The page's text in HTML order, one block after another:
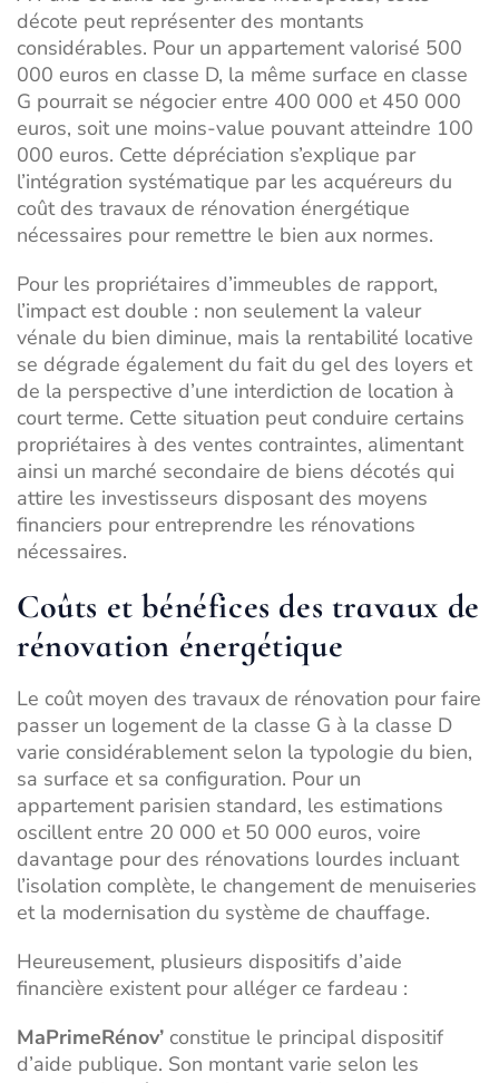
décote peut représenter des montants
considérables. Pour un appartement valorisé 500
000 euros en classe D, la même surface en classe
G pourrait se négocier entre 400 000 et 450 000
euros, soit une moins-value pouvant atteindre 100
000 euros. Cette dépréciation s’explique par
l’intégration systématique par les acquéreurs du
coût des travaux de rénovation énergétique
nécessaires pour remettre le bien aux normes.
Pour les propriétaires d’immeubles de rapport,
l’impact est double : non seulement la valeur
vénale du bien diminue, mais la rentabilité locative
se dégrade également du fait du gel des loyers et
de la perspective d’une interdiction de location à
court terme. Cette situation peut conduire certains
propriétaires à des ventes contraintes, alimentant
ainsi un marché secondaire de biens décotés qui
attire les investisseurs disposant des moyens
financiers pour entreprendre les rénovations
nécessaires.
Coûts et bénéfices des travaux de
rénovation énergétique
Le coût moyen des travaux de rénovation pour faire
passer un logement de la classe G à la classe D
varie considérablement selon la typologie du bien,
sa surface et sa configuration. Pour un
appartement parisien standard, les estimations
oscillent entre 20 000 et 50 000 euros, voire
davantage pour des rénovations lourdes incluant
l’isolation complète, le changement de menuiseries
et la modernisation du système de chauffage.
Heureusement, plusieurs dispositifs d’aide
financière existent pour alléger ce fardeau :
MaPrimeRénov’ constitue le principal dispositif
d’aide publique. Son montant varie selon les